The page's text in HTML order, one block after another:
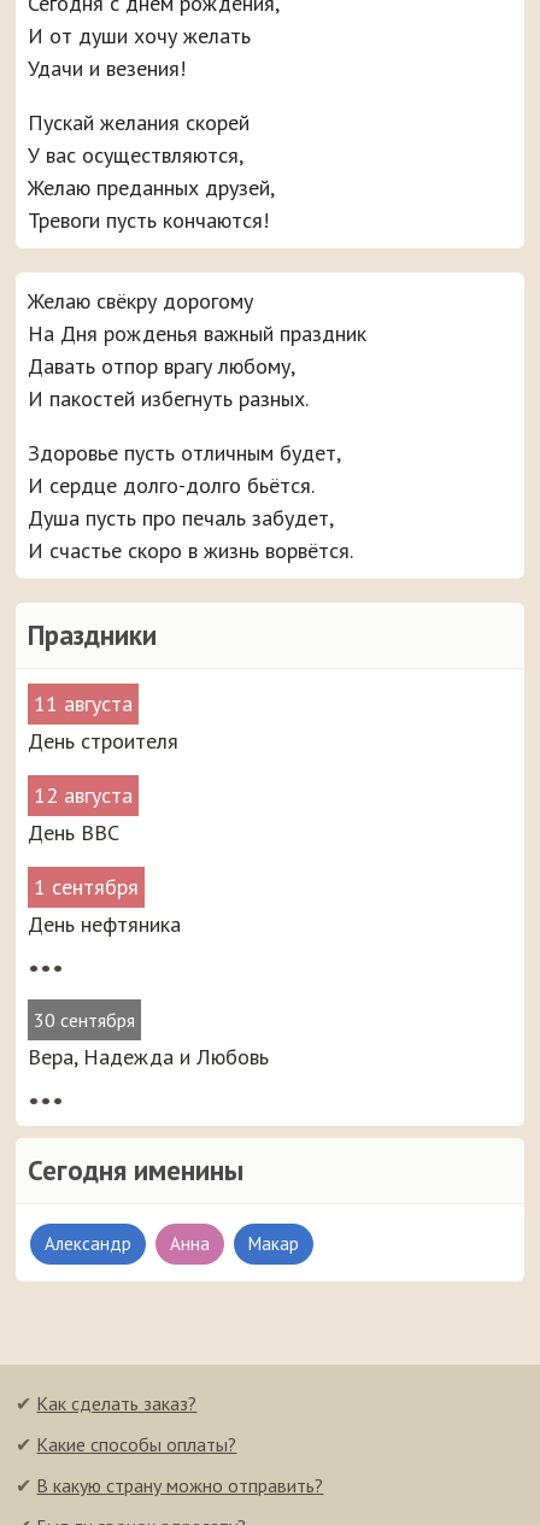
Праздники
11 августа
День строителя
12 августа
День ВВС
1 сентября
День нефтяника
•••
30 сентября
Вера, Надежда и Любовь
•••
Сегодня именины
Александр Анна Макар
И от души хочу желать
Удачи и везения!
Пускай желания скорей
У вас осуществляются,
Желаю преданных друзей,
Тревоги пусть кончаются!
Желаю свёкру дорогому
На Дня рожденья важный праздник
Давать отпор врагу любому,
И пакостей избегнуть разных.
Здоровье пусть отличным будет,
И сердце долго-долго бьётся.
Душа пусть про печаль забудет,
И счастье скоро в жизнь ворвётся.
✔ Как сделать заказ?
✔ Какие способы оплаты?
✔ В какую страну можно отправить?